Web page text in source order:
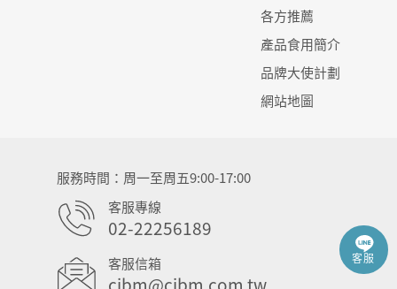
各方推薦
產品食用簡介
品牌大使計劃
網站地圖
服務時間
周一至周五9:00-17:00
客服專線
02-22256189
客服信箱 客服